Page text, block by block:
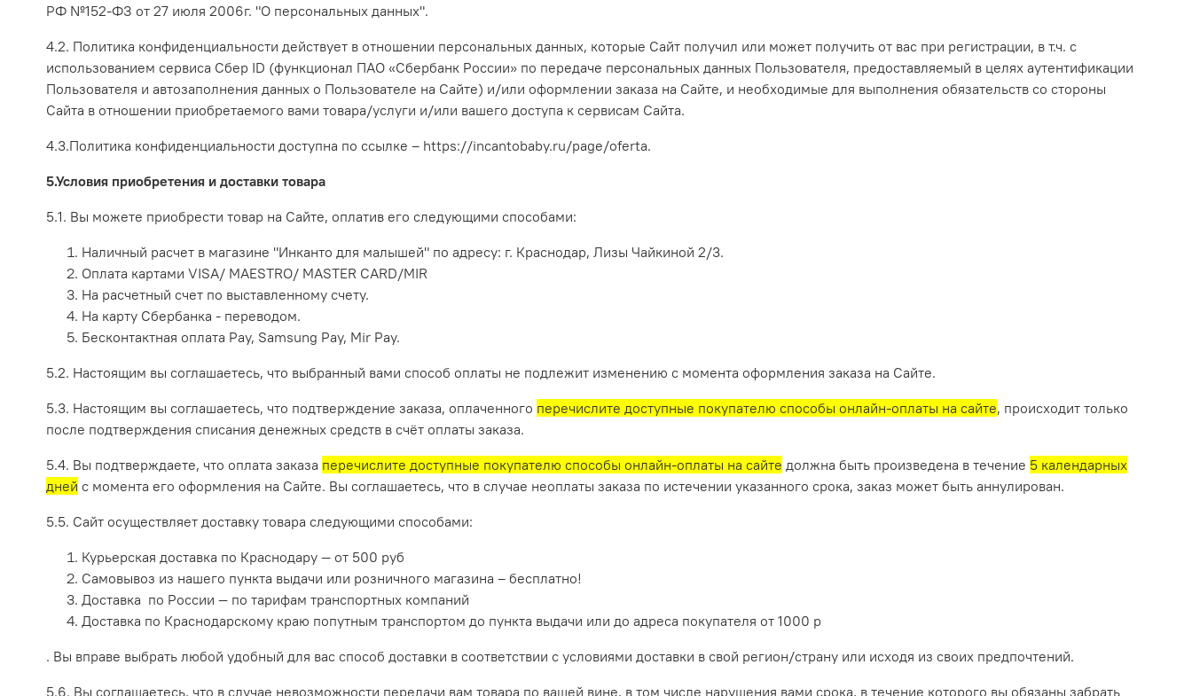
РФ №152-ФЗ от 27 июля 2006г. "О персональных данных".
4.2. Политика конфиденциальности действует в отношении персональных данных, которые Сайт получил или может получить от вас при регистрации, в т.ч. с
использованием сервиса Сбер ID (функционал ПАО «Сбербанк России» по передаче персональных данных Пользователя, предоставляемый в целях аутентификации
Пользователя и автозаполнения данных о Пользователе на Сайте) и/или оформлении заказа на Сайте, и необходимые для выполнения обязательств со стороны
Сайта в отношении приобретаемого вами товара/услуги и/или вашего доступа к сервисам Сайта.
4.3.Политика конфиденциальности доступна по ссылке – https://incantobaby.ru/page/oferta.
5.Условия приобретения и доставки товара
5.1. Вы можете приобрести товар на Сайте, оплатив его следующими способами:
Наличный расчет в магазине "Инканто для малышей" по адресу: г. Краснодар, Лизы Чайкиной 2/3.
Оплата картами VISA/ MAESTRO/ MASTER CARD/MIR
На расчетный счет по выставленному счету.
На карту Сбербанка - переводом.
Бесконтактная оплата Pay, Samsung Pay, Mir Pay.
5.2. Настоящим вы соглашаетесь, что выбранный вами способ оплаты не подлежит изменению с момента оформления заказа на Сайте.
5.3. Настоящим вы соглашаетесь, что подтверждение заказа, оплаченного перечислите доступные покупателю способы онлайн-оплаты на сайте, происходит только
после подтверждения списания денежных средств в счёт оплаты заказа.
5.4. Вы подтверждаете, что оплата заказа перечислите доступные покупателю способы онлайн-оплаты на сайте должна быть произведена в течение 5 календарных
дней с момента его оформления на Сайте. Вы соглашаетесь, что в случае неоплаты заказа по истечении указанного срока, заказ может быть аннулирован.
5.5. Сайт осуществляет доставку товара следующими способами:
Курьерская доставка по Краснодару — от 500 руб
Самовывоз из нашего пункта выдачи или розничного магазина – бесплатно!
Доставка по России — по тарифам транспортных компаний
Доставка по Краснодарскому краю попутным транспортом до пункта выдачи или до адреса покупателя от 1000 р
. Вы вправе выбрать любой удобный для вас способ доставки в соответствии с условиями доставки в свой регион/страну или исходя из своих предпочтений.
5.6. Вы соглашаетесь, что в случае невозможности передачи вам товара по вашей вине, в том числе нарушения вами срока, в течение которого вы обязаны забрать